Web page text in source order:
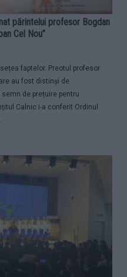
părintelui profesor Bogdan
Cel Nou”
faptelor. Preotul profesor
au fost distinși de
de prețuire pentru
Calnic i-a conferit Ordinul